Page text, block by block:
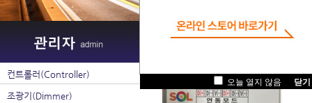
. 오늘 열지 않음 닫기
컨트롤러(Controller)
조광기(Dimmer)